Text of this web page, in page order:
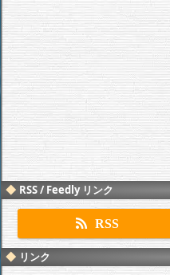
RSS / Feedly リンク
RSS
リンク